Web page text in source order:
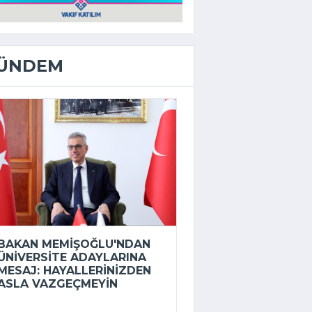
MEMIŞOĞLU'NDAN
ADAYLARINA
HAYALLERINIZDEN
VAZGEÇMEYIN